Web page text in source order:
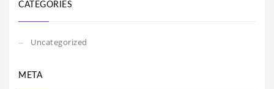
CATEGORIES
Uncategorized
META